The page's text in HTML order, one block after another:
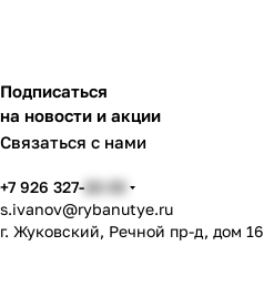
Подписаться
на новости и акции
Связаться с нами
+7 926 327-22-33
s.ivanov@rybanutye.ru
г. Жуковский, Речной пр-д, дом 16